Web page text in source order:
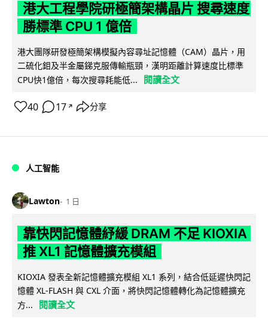
港大工程學院研極簡架構晶片 搜尋速度
勝標準 CPU 1 億倍
港大團隊研發極簡架構模擬內容尋址記憶體（CAM）晶片，用
二硫化鉬及半金屬銻克服傳輸瓶頸，漢明距離計算速度比標準
CPU快1億倍，每次搜尋耗能低...
閱讀全文
40 17 ↗ 分享
人工智能
Lawton 1 日
靠快閃記憶體紓緩 DRAM 不足 KIOXIA
推 XL1 記憶體擴充模組
KIOXIA 發表全新記憶體擴充模組 XL1 系列，結合低延遲快閃記
憶體 XL-FLASH 與 CXL 介面，將快閃記憶體轉化為記憶體擴充
方...
閱讀全文